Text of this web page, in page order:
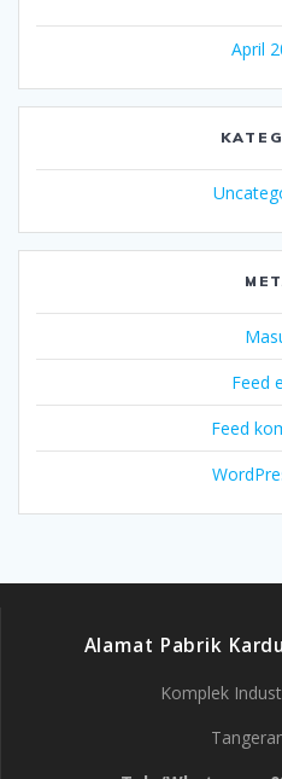
April
Feed
Feed
Alamat Pabrik
Komplek